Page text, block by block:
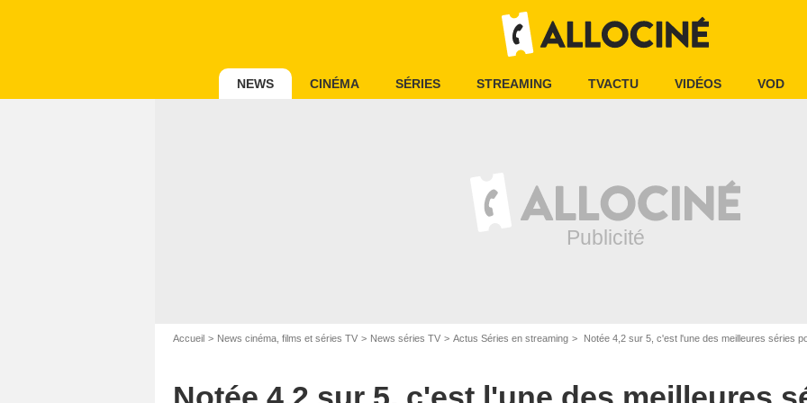
NEWS CINÉMA SÉRIES STREAMING TVACTU VIDÉOS VOD
Accueil News cinéma, films et séries TV News séries TV Actus Séries en streaming Notée 4,2 sur 5, c'est l'une des meilleures séries